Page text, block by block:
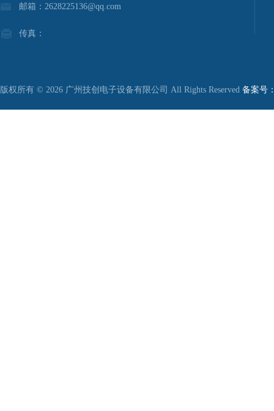
邮箱：2628225136@qq.com
传真：
版权所有 © 2026 广州技创电子设备有限公司 All Rights Reserved 备案号